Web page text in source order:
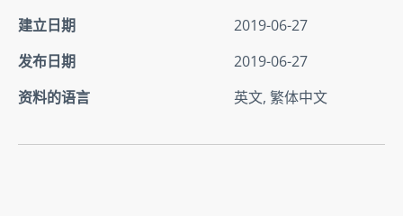
建立日期
2019-06-27
发布日期
2019-06-27
资料的语言
英文, 繁体中文